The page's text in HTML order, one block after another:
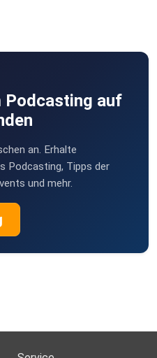
Podcasting auf
an. Erhalte
Podcasting, Tipps der
und mehr.